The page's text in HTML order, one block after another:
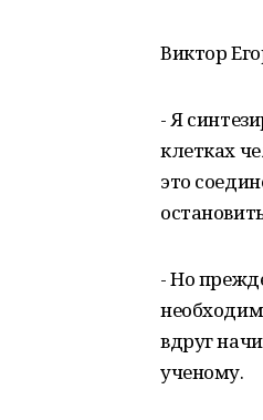
Виктор
- Я
клетках
это
- Но
вдруг
ученому.